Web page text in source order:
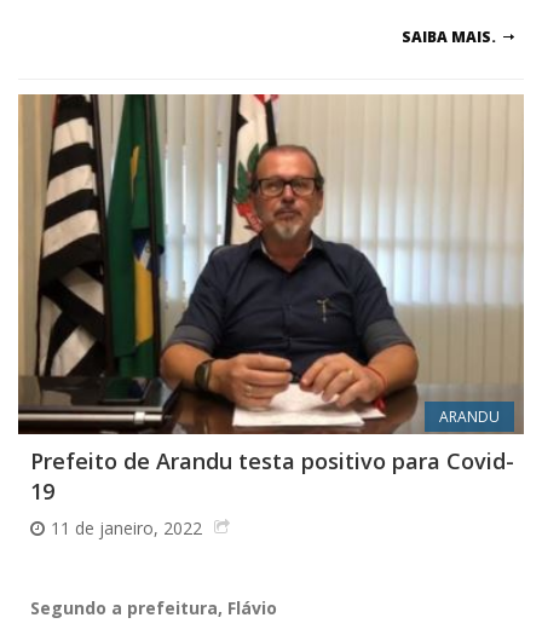
SAIBA MAIS.
ARANDU
Prefeito de Arandu testa positivo para Covid-
19
11 de janeiro, 2022
Segundo a prefeitura, Flávio